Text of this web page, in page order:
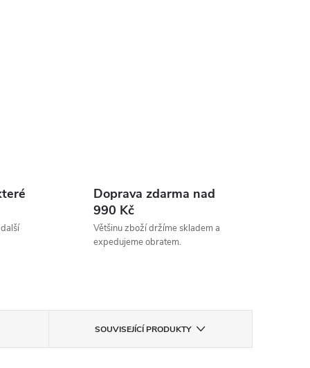
Doprava zdarma nad
990 Kč
Většinu zboží držíme skladem a
expedujeme obratem.
SOUVISEJÍCÍ PRODUKTY